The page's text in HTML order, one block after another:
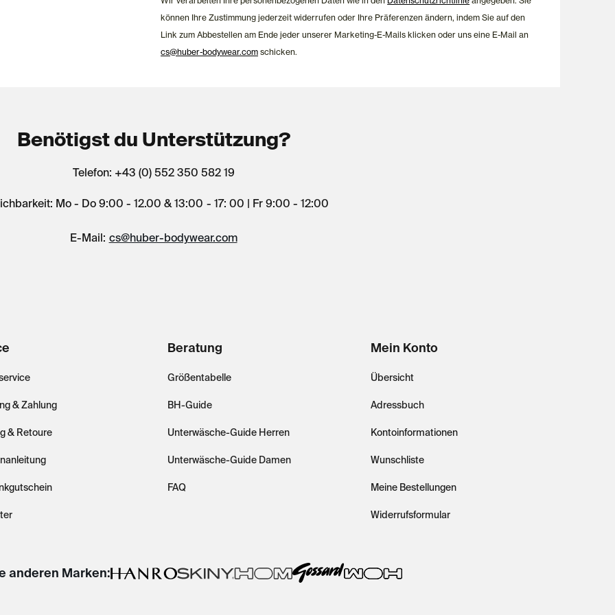
können Ihre Zustimmung jederzeit widerrufen oder Ihre Präferenzen ändern, indem Sie auf den
Link zum Abbestellen am Ende jeder unserer Marketing-E-Mails klicken oder uns eine E-Mail an
cs@huber-bodywear.com schicken.
Benötigst du Unterstützung?
Telefon: +43 (0) 552 350 582 19
Mo - Do 9:00 - 12.00 & 13:00 - 17: 00 | Fr 9:00 - 12:00
E-Mail: cs@huber-bodywear.com
& Zahlung
& Retoure
Beratung
Größentabelle
BH-Guide
Unterwäsche-Guide Herren
Unterwäsche-Guide Damen
FAQ
Mein Konto
Übersicht
Adressbuch
Kontoinformationen
Wunschliste
Meine Bestellungen
Widerrufsformular
anderen Marken: